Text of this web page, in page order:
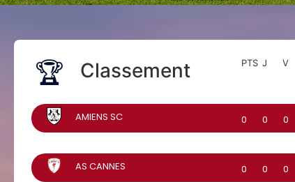
🏆 Classement PTS J V
AMIENS SC 0 0 0
AS CANNES 0 0 0